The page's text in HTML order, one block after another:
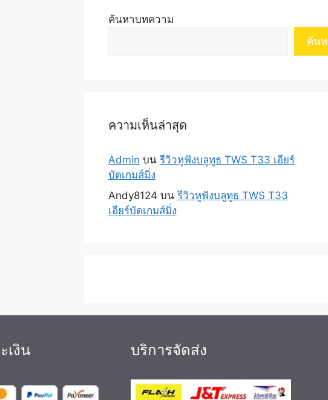
ค้นหาบทความ
ค้น
ความเห็นล่าสุด
Admin บนรีวิวหูฟังบลูทูธ TWS T33 เอียร์
บัดเกมส์มิ่ง
Andy8124 บนรีวิวหูฟังบลูทูธ TWS T33
เอียร์บัดเกมส์มิ่ง
เงิน บริการจัดส่ง